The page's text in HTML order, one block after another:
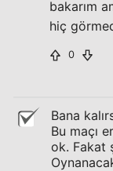
bakarım
hiç
0
Bana
Bu maçı
ok. Fakat